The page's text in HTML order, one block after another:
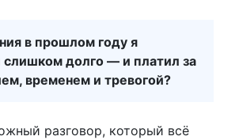
в прошлом году я
слишком долго — и платил за
временем и тревогой?
разговор, который всё